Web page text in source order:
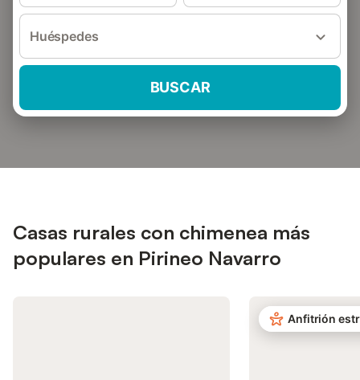
Huéspedes
BUSCAR
Casas rurales con chimenea más
populares en Pirineo Navarro
Anfitrión